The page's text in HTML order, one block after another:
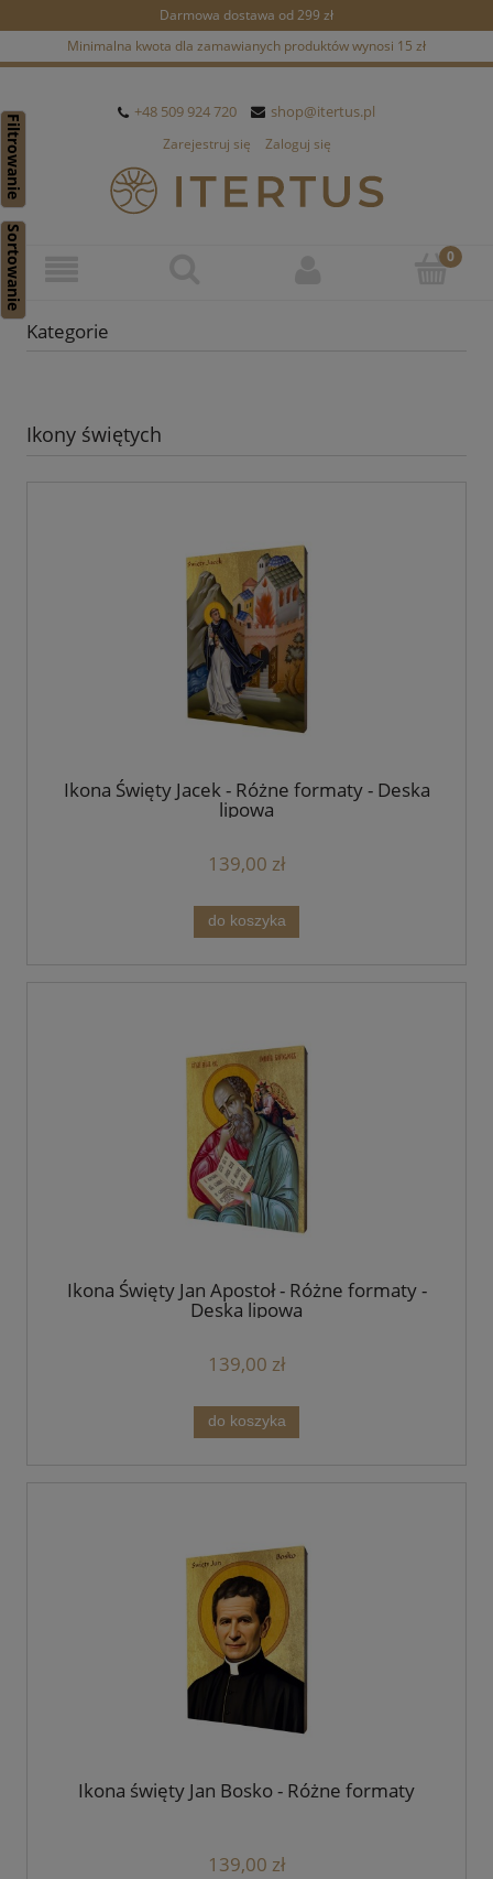
Darmowa dostawa od 299 zł
Minimalna kwota dla zamawianych produktów wynosi 15 zł
+48 509 924 720 shop@itertus.pl
Zarejestruj się Zaloguj się
Kategorie
Ikony świętych
Ikona Święty Jacek - Różne formaty - Deska
lipowa
139,00 zł
do koszyka
Ikona Święty Jan Apostoł - Różne formaty -
Deska lipowa
139,00 zł
do koszyka
Ikona święty Jan Bosko - Różne formaty
139,00 zł
Filtrowanie
Sortowanie